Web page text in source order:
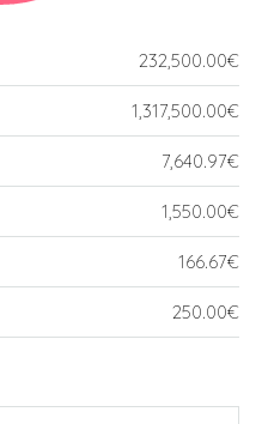
232,500.00€
1,317,500.00€
7,640.97€
1,550.00€
166.67€
250.00€